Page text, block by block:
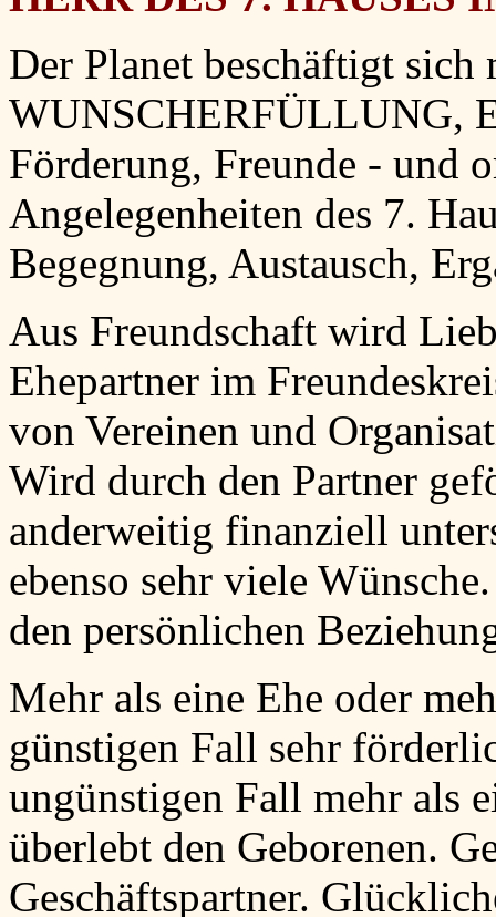
Der Planet beschäftigt sich
WUNSCHERFÜLLUNG,
Förderung, Freunde - und
Angelegenheiten des 7.
Begegnung, Austausch,
Aus Freundschaft wird
Ehepartner im
von Vereinen und
Wird durch den Partner
anderweitig finanziell
ebenso sehr viele
den persönlichen
Mehr als eine Ehe oder
günstigen Fall sehr
ungünstigen Fall mehr als
überlebt den Geborenen.
Geschäftspartner.